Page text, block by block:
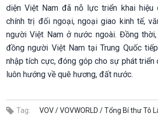
diện Việt Nam đã nỗ lực triển khai hiệu
chính trị đối ngoại, ngoại giao kinh tế,
người Việt Nam ở nước ngoài. Đồng
đồng người Việt Nam tại Trung Quốc
nhập tích cực, đóng góp cho sự phát
luôn hướng về quê hương, đất nước.
Tag: VOV /VOVWORLD /Tổng Bí thư Tô